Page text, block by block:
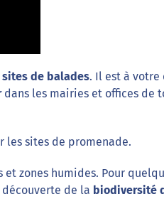
de balades. Il est à
dans les mairies et offices de
les sites de promenade.
et zones humides. Pour
découverte de la biodiversité